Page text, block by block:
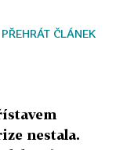
PŘEHRÁT ČLÁNEK
nestala.